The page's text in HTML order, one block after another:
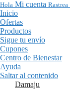
Hola Mi cuenta Rastrea
Inicio
Ofertas
Productos
Sigue tu envío
Cupones
Centro de Bienestar
Ayuda
Saltar al contenido
Damaju